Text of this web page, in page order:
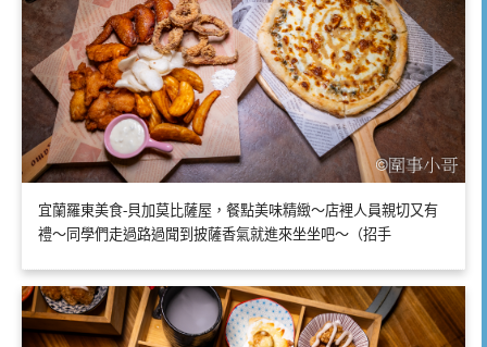
宜蘭羅東美食-貝加莫比薩屋，餐點美味精緻～店裡人員親切又有
禮～同學們走過路過聞到披薩香氣就進來坐坐吧～（招手